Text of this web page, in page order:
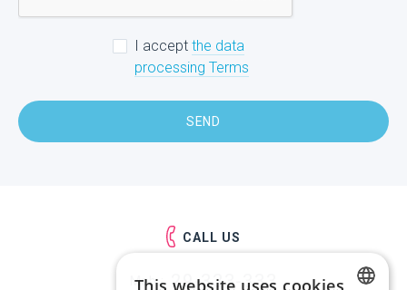
I accept the data
processing Terms
SEND
CALL US
Mob.: 29-333-333
This website uses cookies